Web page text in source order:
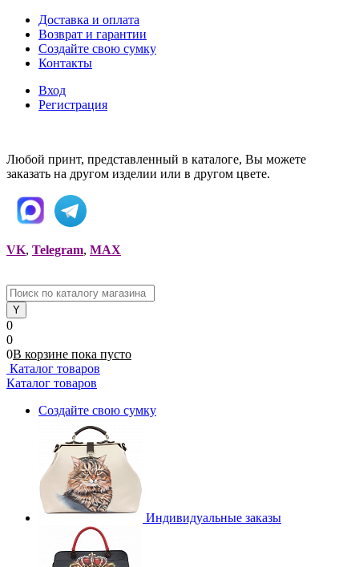
Доставка и оплата
Возврат и гарантии
Создайте свою сумку
Контакты
Вход
Регистрация
Любой принт, представленный в каталоге, Вы можете
заказать на другом изделии или в другом цвете.
VK, Telegram, MAX
0
0
0В корзине пока пусто
Каталог товаров
Каталог товаров
Создайте свою сумку
Индивидуальные заказы